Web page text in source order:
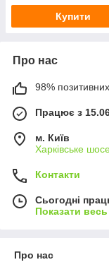
Купити
Про нас
98% позитивних
Працює з
м. Київ
Харківське
Контакти
Сьогодні
Показати
Про нас